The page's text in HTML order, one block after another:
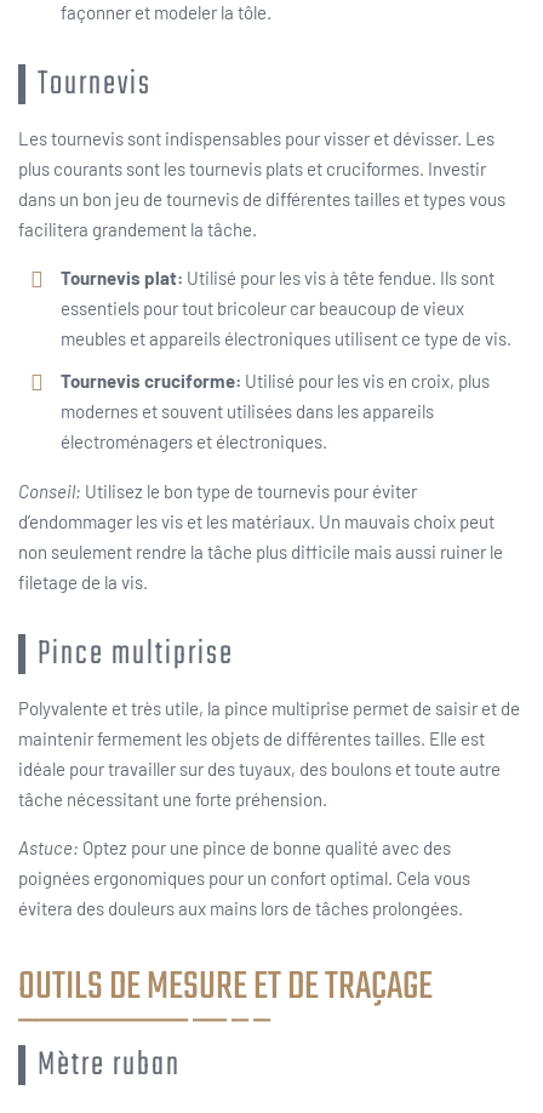
façonner et modeler la tôle.
Tournevis
Les tournevis sont indispensables pour visser et dévisser. Les
plus courants sont les tournevis plats et cruciformes. Investir
dans un bon jeu de tournevis de différentes tailles et types vous
facilitera grandement la tâche.
Tournevis plat: Utilisé pour les vis à tête fendue. Ils sont
essentiels pour tout bricoleur car beaucoup de vieux
meubles et appareils électroniques utilisent ce type de vis.
Tournevis cruciforme: Utilisé pour les vis en croix, plus
modernes et souvent utilisées dans les appareils
électroménagers et électroniques.
Conseil: Utilisez le bon type de tournevis pour éviter
d’endommager les vis et les matériaux. Un mauvais choix peut
non seulement rendre la tâche plus difficile mais aussi ruiner le
filetage de la vis.
Pince multiprise
Polyvalente et très utile, la pince multiprise permet de saisir et de
maintenir fermement les objets de différentes tailles. Elle est
idéale pour travailler sur des tuyaux, des boulons et toute autre
tâche nécessitant une forte préhension.
Astuce: Optez pour une pince de bonne qualité avec des
poignées ergonomiques pour un confort optimal. Cela vous
évitera des douleurs aux mains lors de tâches prolongées.
OUTILS DE MESURE ET DE TRAÇAGE
Mètre ruban